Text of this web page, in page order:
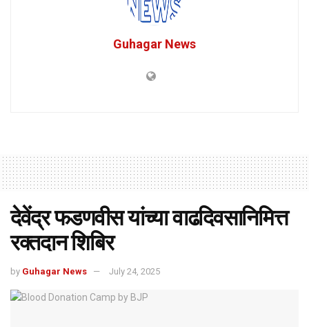
Guhagar News
देवेंद्र फडणवीस यांच्या वाढदिवसानिमित्त
रक्तदान शिबिर
by Guhagar News July 24, 2025